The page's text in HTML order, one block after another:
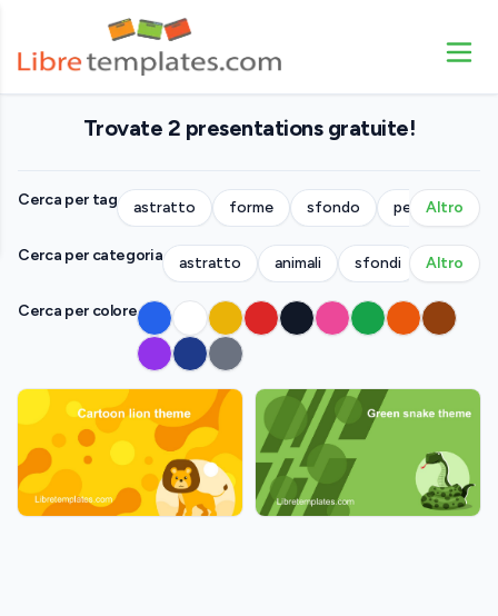
Trovate 2 presentations gratuite!
Cerca per tag astratto forme sfondo persone
Altro
Cerca per categoria astratto animali sfondi azienda
Altro
Cerca per colore